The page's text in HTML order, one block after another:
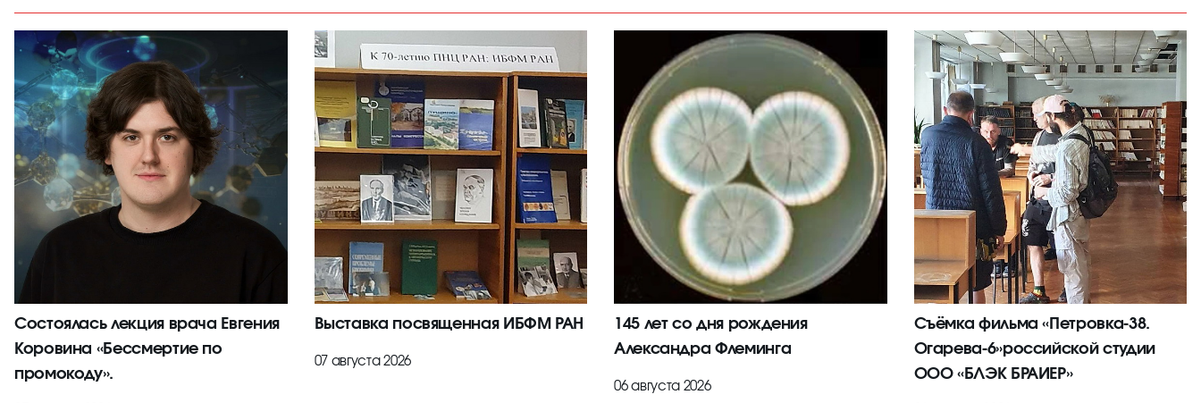
Состоялась лекция врача Евгения
Коровина «Бессмертие по
промокоду».
Выставка посвященная ИБФМ РАН
07 августа 2026
145 лет со дня рождения
Александра Флеминга
06 августа 2026
Съёмка фильма «Петровка-38.
Огарева-6»российской студии
ООО «БЛЭК БРАИЕР»